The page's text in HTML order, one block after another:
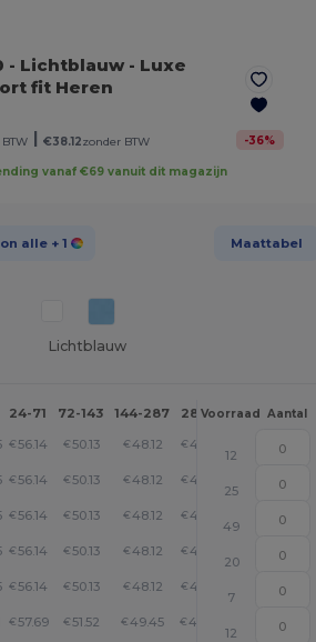
- Lichtblauw - Luxe
fit Heren
| €38.12zonder BTW -36%
vanaf €69 vanuit dit magazijn
alle + 1 Maattabel
Lichtblauw
24-71 72-143 144-287 288 + Meer
Voorraad Aantal
€ 56.14 € 50.13 €48.12 €46.12
12
€ 56.14 € 50.13 €48.12 €46.12
25
€ 56.14 € 50.13 €48.12 €46.12
49
€ 56.14 € 50.13 €48.12 €46.12
20
€ 56.14 € 50.13 €48.12 €46.12
7
€ 57.69 € 51.52 € 49.45 €47.40
12